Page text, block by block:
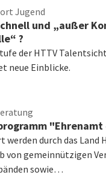
Jugend
und „außer
?
der HTTV
neue Einblicke.
werden durch das
von gemeinnützigen
sowie…